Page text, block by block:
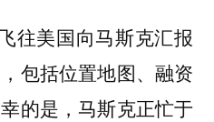
往美国向马斯克汇报
包括位置地图、融资
的是，马斯克正忙于